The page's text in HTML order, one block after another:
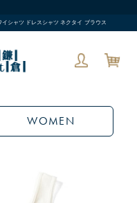
シャツ ドレスシャツ ネクタイ ブラウス
WOMEN